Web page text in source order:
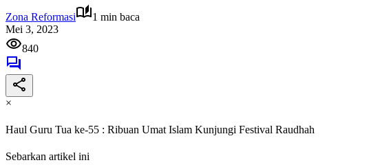
Zona Reformasi
1 min baca
Mei 3, 2023
840
×
Haul Guru Tua ke-55 : Ribuan Umat Islam Kunjungi Festival Raudhah
Sebarkan artikel ini